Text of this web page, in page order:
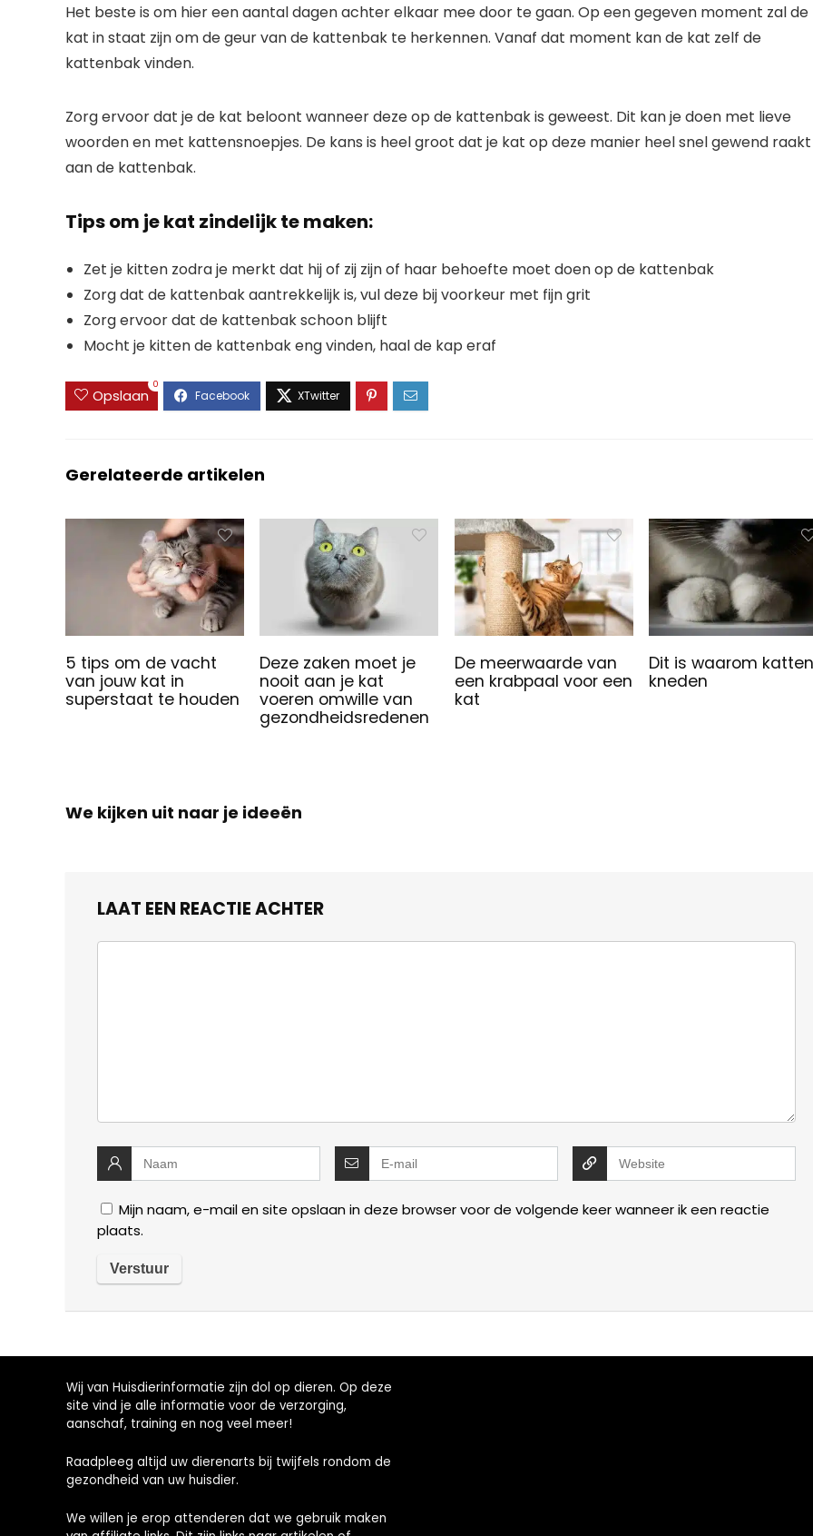
Het beste is om hier een aantal dagen achter elkaar mee door te gaan. Op een gegeven moment zal de
kat in staat zijn om de geur van de kattenbak te herkennen. Vanaf dat moment kan de kat zelf de
kattenbak vinden.
Zorg ervoor dat je de kat beloont wanneer deze op de kattenbak is geweest. Dit kan je doen met lieve
woorden en met kattensnoepjes. De kans is heel groot dat je kat op deze manier heel snel gewend raakt
aan de kattenbak.
Tips om je kat zindelijk te maken:
Zet je kitten zodra je merkt dat hij of zij zijn of haar behoefte moet doen op de kattenbak
Zorg dat de kattenbak aantrekkelijk is, vul deze bij voorkeur met fijn grit
Zorg ervoor dat de kattenbak schoon blijft
Mocht je kitten de kattenbak eng vinden, haal de kap eraf
Opslaan
0
Gerelateerde artikelen
5 tips om de vacht
van jouw kat in
superstaat te houden
Deze zaken moet je
nooit aan je kat
voeren omwille van
gezondheidsredenen
De meerwaarde van
een krabpaal voor een
kat
Dit is waarom katten
kneden
We kijken uit naar je ideeën
LAAT EEN REACTIE ACHTER
Mijn naam, e-mail en site opslaan in deze browser voor de volgende keer wanneer ik een reactie
plaats.
Wij van Huisdierinformatie zijn dol op dieren. Op deze
site vind je alle informatie voor de verzorging,
aanschaf, training en nog veel meer!
Raadpleeg altijd uw dierenarts bij twijfels rondom de
gezondheid van uw huisdier.
We willen je erop attenderen dat we gebruik maken